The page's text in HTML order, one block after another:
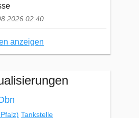
02:40
anzeigen
Tankstelle